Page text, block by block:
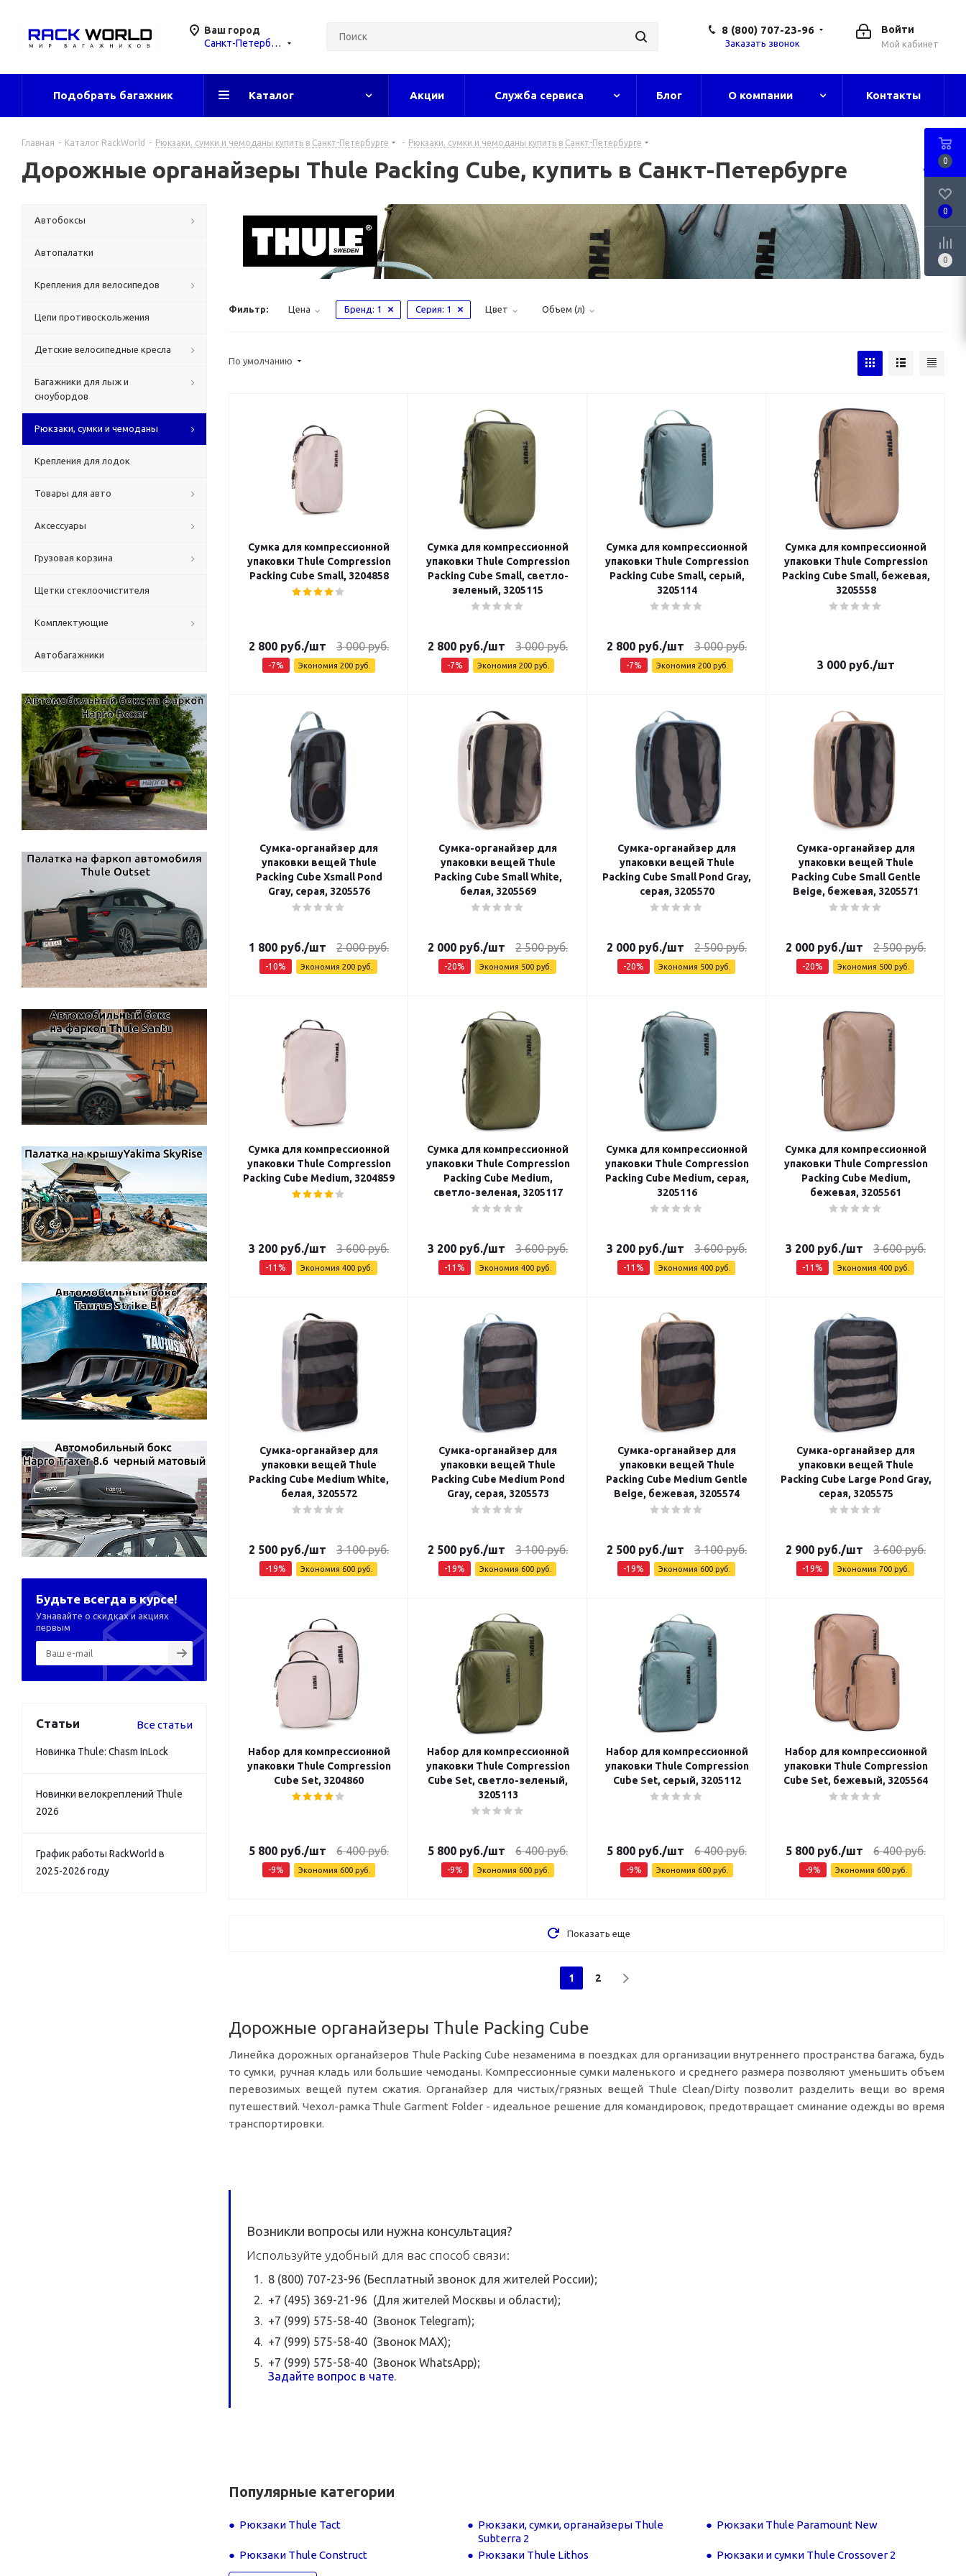
Ваш город
Санкт-Петербург
Войти
Мой кабинет
8 (800) 707-23-96
Заказать звонок
Подобрать багажник Каталог Акции Служба сервиса Блог О компании Контакты
Главная - Каталог RackWorld - Рюкзаки, сумки и чемоданы купить в Санкт-Петербурге - Рюкзаки, сумки и чемоданы купить в Санкт-Петербурге
Дорожные органайзеры Thule Packing Cube, купить в Санкт-Петербурге
Фильтр: Цена Бренд: 1 Серия: 1 Цвет Объем (л)
По умолчанию
Сумка для компрессионной
упаковки Thule Compression
Packing Cube Small, 3204858
2 800 руб./шт 3 000руб.
-7% Экономия 200руб.
Сумка для компрессионной
упаковки Thule Compression
Packing Cube Small, светло-
зеленый, 3205115
2 800 руб./шт 3 000руб.
-7% Экономия 200руб.
Сумка для компрессионной
упаковки Thule Compression
Packing Cube Small, серый,
3205114
2 800 руб./шт 3 000руб.
-7% Экономия 200руб.
Сумка для компрессионной
упаковки Thule Compression
Packing Cube Small, бежевая,
3205558
3 000руб./шт
Сумка-органайзер для
упаковки вещей Thule
Packing Cube Xsmall Pond
Gray, серая, 3205576
1 800 руб./шт 2 000руб.
-10% Экономия 200 руб.
Сумка-органайзер для
упаковки вещей Thule
Packing Cube Small White,
белая, 3205569
2 000 руб./шт 2 500руб.
-20% Экономия 500 руб.
Сумка-органайзер для
упаковки вещей Thule
Packing Cube Small Pond Gray,
серая, 3205570
2 000 руб./шт 2 500руб.
-20% Экономия 500 руб.
Сумка-органайзер для
упаковки вещей Thule
Packing Cube Small Gentle
Beige, бежевая, 3205571
2 000 руб./шт 2 500руб.
-20% Экономия 500 руб.
Сумка для компрессионной
упаковки Thule Compression
Packing Cube Medium, 3204859
3 200 руб./шт 3 600руб.
-11 % Экономия 400 руб.
Сумка для компрессионной
упаковки Thule Compression
Packing Cube Medium,
светло-зеленая, 3205117
3 200 руб./шт 3 600руб.
-11 % Экономия 400 руб.
Сумка для компрессионной
упаковки Thule Compression
Packing Cube Medium, серая,
3205116
3 200 руб./шт 3 600руб.
-11 % Экономия 400 руб.
Сумка для компрессионной
упаковки Thule Compression
Packing Cube Medium,
бежевая, 3205561
3 200 руб./шт 3 600руб.
-11 % Экономия 400 руб.
Сумка-органайзер для
упаковки вещей Thule
Packing Cube Medium White,
белая, 3205572
2 500 руб./шт 3 100руб.
-19% Экономия 600 руб.
Сумка-органайзер для
упаковки вещей Thule
Packing Cube Medium Pond
Gray, серая, 3205573
2 500 руб./шт 3 100руб.
-19% Экономия 600 руб.
Сумка-органайзер для
упаковки вещей Thule
Packing Cube Medium Gentle
Beige, бежевая, 3205574
2 500 руб./шт 3 100руб.
-19% Экономия 600 руб.
Сумка-органайзер для
упаковки вещей Thule
Packing Cube Large Pond Gray,
серая, 3205575
2 900 руб./шт 3 600руб.
-19% Экономия 700 руб.
Набор для компрессионной
упаковки Thule Compression
Cube Set, 3204860
5 800 руб./шт 6 400руб.
-9% Экономия 600руб.
Набор для компрессионной
упаковки Thule Compression
Cube Set, светло-зеленый,
3205113
5 800 руб./шт 6 400руб.
-9% Экономия 600руб.
Набор для компрессионной
упаковки Thule Compression
Cube Set, серый, 3205112
5 800 руб./шт 6 400руб.
-9% Экономия 600руб.
Набор для компрессионной
упаковки Thule Compression
Cube Set, бежевый, 3205564
5 800 руб./шт 6 400руб.
-9% Экономия 600руб.
Показать еще
1 2
Дорожные органайзеры Thule Packing Cube
Линейка дорожных органайзеров Thule Packing Cube незаменима в поездках для организации внутреннего пространства багажа, будь
то сумки, ручная кладь или большие чемоданы. Компрессионные сумки маленького и среднего размера позволяют уменьшить объем
перевозимых вещей путем сжатия. Органайзер для чистых/грязных вещей Thule Clean/Dirty позволит разделить вещи во время
путешествий. Чехол-рамка Thule Garment Folder - идеальное решение для командировок, предотвращает сминание одежды во время
транспортировки.
Возникли вопросы или нужна консультация?
Используйте удобный для вас способ связи:
8 (800) 707-23-96 (Бесплатный звонок для жителей России);
+7 (495) 369-21-96 (Для жителей Москвы и области);
+7 (999) 575-58-40 (Звонок Telegram);
+7 (999) 575-58-40 (Звонок MAX);
+7 (999) 575-58-40 (Звонок WhatsApp);
Задайте вопрос в чате.
Популярные категории
Рюкзаки Thule Tact
Рюкзаки, сумки, органайзеры Thule
Subterra 2
Рюкзаки Thule Paramount New
Рюкзаки Thule Construct Рюкзаки Thule Lithos Рюкзаки и сумки Thule Crossover 2
Автобоксы
Автопалатки
Крепления для велосипедов
Цепи противоскольжения
Детские велосипедные кресла
Багажники для лыж и
сноубордов
Рюкзаки, сумки и чемоданы
Крепления для лодок
Товары для авто
Аксессуары
Грузовая корзина
Щетки стеклоочистителя
Комплектующие
Автобагажники
Будьте всегда в курсе!
Узнавайте о скидках и акциях
первым
Статьи Все статьи
Новинка Thule: Chasm InLock
Новинки велокреплений Thule
2026
График работы RackWorld в
2025-2026 году
0
0
0